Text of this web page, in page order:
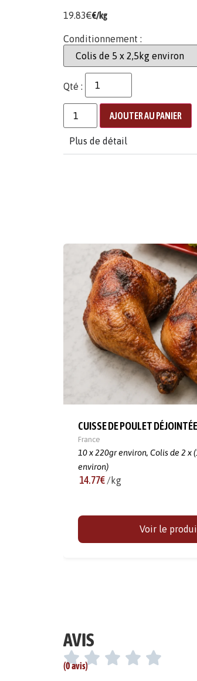
19.83€€/kg
Conditionnement :
Qté :
AJOUTER AU PANIER
Plus de détail
CUISSE DE POULET
France
10 x 220gr environ, Colis de 2 x
environ)
14.77€ /kg
Voir le
AVIS
(0 avis)